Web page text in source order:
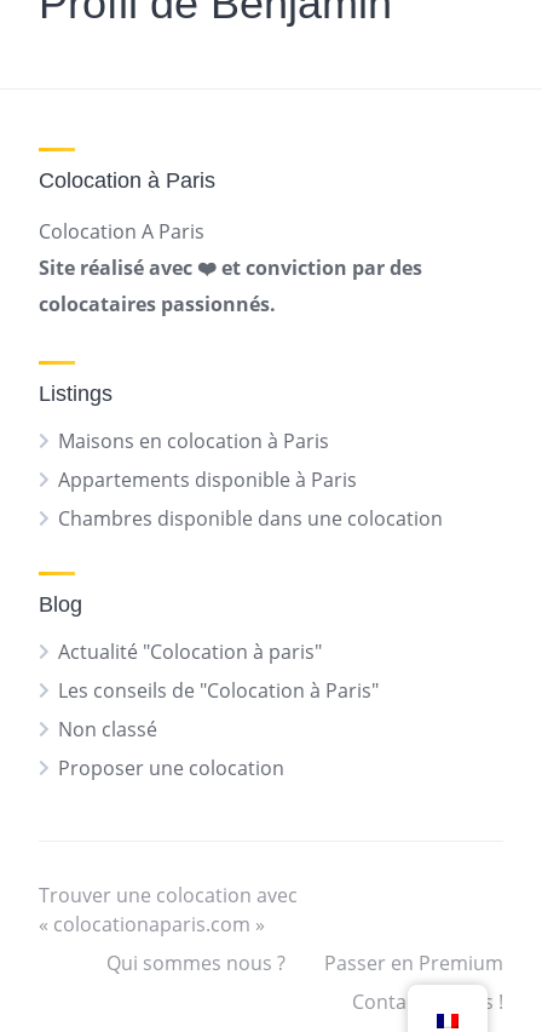
Colocation à Paris
Colocation A Paris
Site réalisé avec ❤️ et conviction par des
colocataires passionnés.
Listings
Maisons en colocation à Paris
Appartements disponible à Paris
Chambres disponible dans une colocation
Blog
Actualité "Colocation à paris"
Les conseils de "Colocation à Paris"
Non classé
Proposer une colocation
Trouver une colocation avec
« colocationaparis.com »
Qui sommes nous ?
Passer en Premium
Contactez nous !